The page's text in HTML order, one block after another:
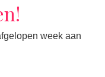
week aan